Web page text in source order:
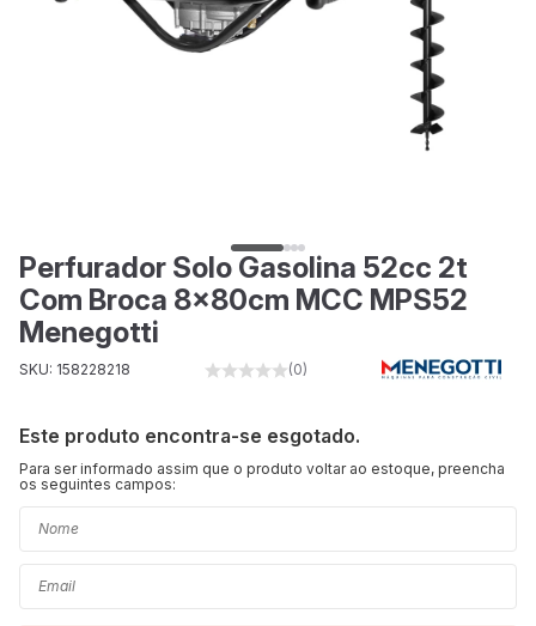
Perfurador Solo Gasolina 52cc 2t
Com Broca 8x80cm MCC MPS52
Menegotti
SKU: 158228218 (0)
Este produto encontra-se esgotado.
Para ser informado assim que o produto voltar ao estoque, preencha
os seguintes campos: